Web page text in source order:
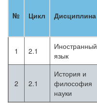
№ Цикл Дисциплина
1 2.1
Иностранный
язык
2 2.1
История и
философия
науки